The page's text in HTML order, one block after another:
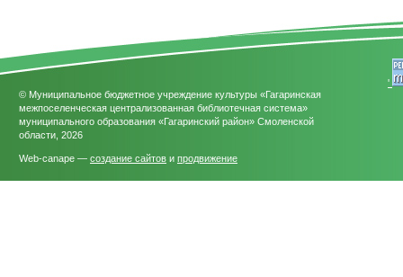
© Муниципальное бюджетное учреждение культуры «Гагаринская
межпоселенческая централизованная библиотечная система»
муниципального образования «Гагаринский район» Смоленской
области, 2026
Web-canape — создание сайтов и продвижение
'